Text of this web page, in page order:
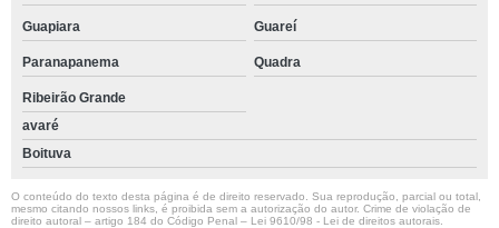
Guapiara Guareí
Paranapanema Quadra
Ribeirão Grande
avaré
Boituva
O conteúdo do texto desta página é de direito reservado. Sua reprodução, parcial ou total,
mesmo citando nossos links, é proibida sem a autorização do autor. Crime de violação de
direito autoral – artigo 184 do Código Penal – Lei 9610/98 - Lei de direitos autorais